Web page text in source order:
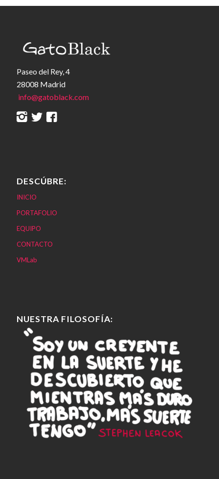
Paseo del Rey, 4
28008 Madrid
info@gatoblack.com
DESCÚBRE:
INICIO
PORTAFOLIO
EQUIPO
CONTACTO
VMLab
NUESTRA FILOSOFÍA: